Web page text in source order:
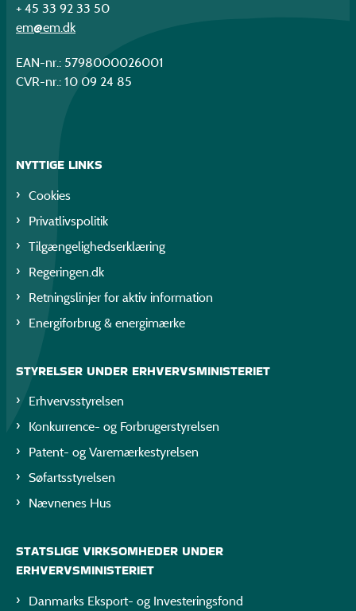
+ 45 33 92 33 50
em@em.dk
EAN-nr.: 5798000026001
CVR-nr.: 10 09 24 85
NYTTIGE LINKS
Cookies
Privatlivspolitik
Tilgængelighedserklæring
Regeringen.dk
Retningslinjer for aktiv information
Energiforbrug & energimærke
STYRELSER UNDER ERHVERVSMINISTERIET
Erhvervsstyrelsen
Konkurrence- og Forbrugerstyrelsen
Patent- og Varemærkestyrelsen
Søfartsstyrelsen
Nævnenes Hus
STATSLIGE VIRKSOMHEDER UNDER
ERHVERVSMINISTERIET
Danmarks Eksport- og Investeringsfond